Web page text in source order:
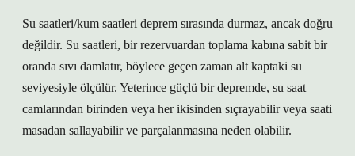
Su saatleri/kum saatleri deprem sırasında durmaz, ancak doğru
değildir. Su saatleri, bir rezervuardan toplama kabına sabit bir
oranda sıvı damlatır, böylece geçen zaman alt kaptaki su
seviyesiyle ölçülür. Yeterince güçlü bir depremde, su saat
camlarından birinden veya her ikisinden sıçrayabilir veya saati
masadan sallayabilir ve parçalanmasına neden olabilir.